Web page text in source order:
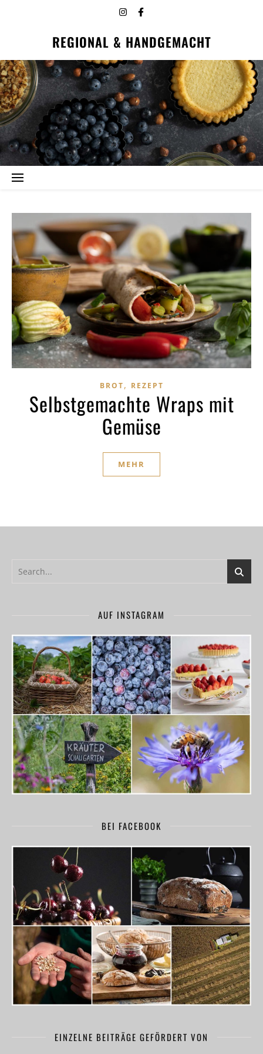
REGIONAL & HANDGEMACHT
BROT, REZEPT
Selbstgemachte Wraps mit
Gemüse
MEHR
AUF INSTAGRAM
BEI FACEBOOK
EINZELNE BEITRÄGE GEFÖRDERT VON